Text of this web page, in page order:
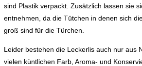
sind Plastik verpackt. Zusätzlich lassen sie
entnehmen, da die Tütchen in denen sich
groß sind für die Türchen.
Leider bestehen die Leckerlis auch nur aus
vielen küntlichen Farb, Aroma- und